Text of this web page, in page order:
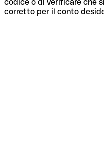
corretto per il conto